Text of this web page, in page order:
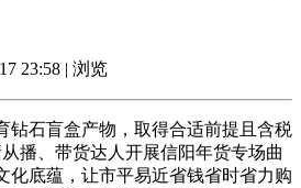
23:58 | 浏览
石盲盒产物，取得合适前提且含税
播、带货达人开展信阳年货专场曲
化底蕴，让市平易近省钱省时省力购